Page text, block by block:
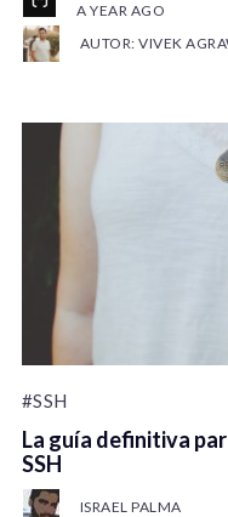
A YEAR AGO
AUTOR: VIVEK
#SSH
La guía definitiva
SSH
ISRAEL PALMA